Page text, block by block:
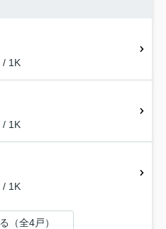
/ 1K
/ 1K
/ 1K
（全4戸）